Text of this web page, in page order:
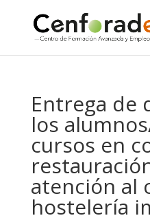
Entrega de
los
cursos en
atención al
hostelería